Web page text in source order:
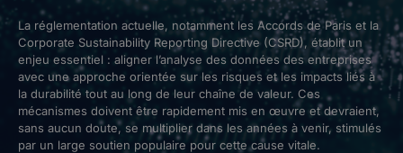
La réglementation actuelle, notamment les Accords de Paris et la
Corporate Sustainability Reporting Directive (CSRD), établit un
enjeu essentiel : aligner l’analyse des données des entreprises
avec une approche orientée sur les risques et les impacts liés à
la durabilité tout au long de leur chaîne de valeur. Ces
mécanismes doivent être rapidement mis en œuvre et devraient,
sans aucun doute, se multiplier dans les années à venir, stimulés
par un large soutien populaire pour cette cause vitale.